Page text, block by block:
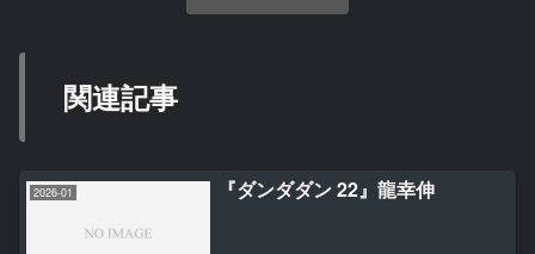
関連記事
2026-01 『ダンダダン 22』龍幸伸